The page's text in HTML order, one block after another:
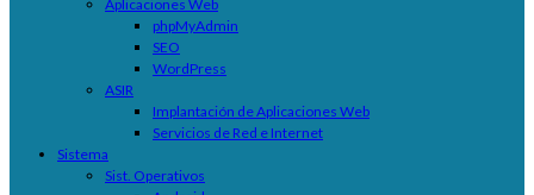
Aplicaciones Web
phpMyAdmin
SEO
WordPress
ASIR
Implantación de Aplicaciones Web
Servicios de Red e Internet
Sistema
Sist. Operativos